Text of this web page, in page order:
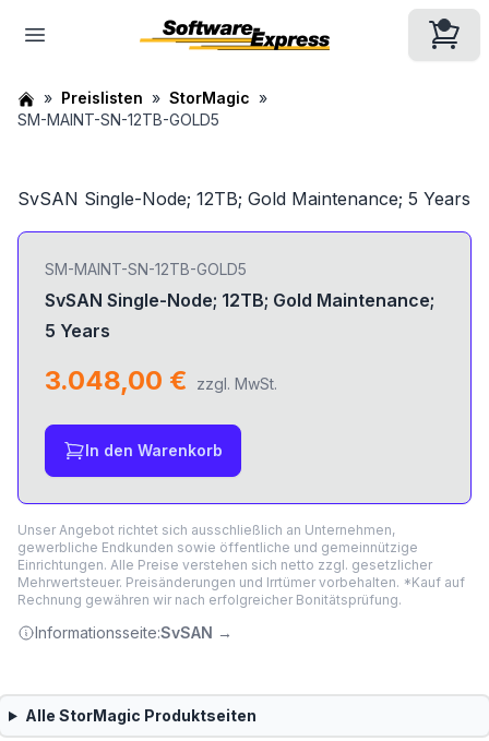
Preislisten
StorMagic
SM-MAINT-SN-12TB-GOLD5
SvSAN Single-Node; 12TB; Gold Maintenance; 5 Years
SM-MAINT-SN-12TB-GOLD5
SvSAN Single-Node; 12TB; Gold Maintenance;
5 Years
3.048,00 € zzgl. MwSt.
In den Warenkorb
Unser Angebot richtet sich ausschließlich an Unternehmen,
gewerbliche Endkunden sowie öffentliche und gemeinnützige
Einrichtungen. Alle Preise verstehen sich netto zzgl. gesetzlicher
Mehrwertsteuer. Preisänderungen und Irrtümer vorbehalten. *Kauf auf
Rechnung gewähren wir nach erfolgreicher Bonitätsprüfung.
Informationsseite:SvSAN →
Alle StorMagic Produktseiten